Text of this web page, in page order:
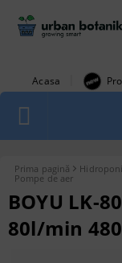
Acasa
1
Prima pagină
Pompe de aer
BOYU LK-
80l/min